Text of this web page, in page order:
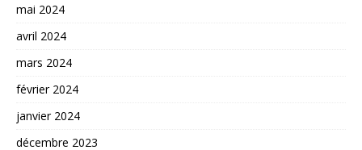
mai 2024
avril 2024
mars 2024
février 2024
janvier 2024
décembre 2023